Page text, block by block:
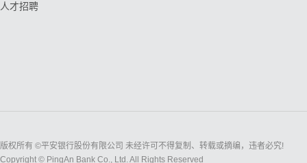
人才招聘
版权所有 ©平安银行股份有限公司 未经许可不得复制、转载或摘编，违者必究!
Copyright © PingAn Bank Co., Ltd. All Rights Reserved